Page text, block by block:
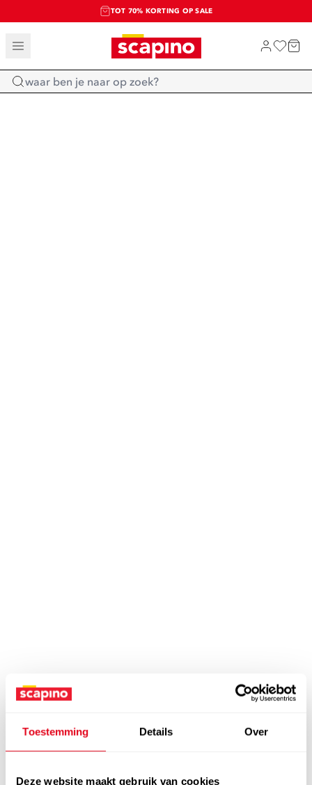
Toestemming Details Over
Deze website maakt gebruik van cookies
TOT 70% KORTING OP SALE
SALE: LAATSTE KANS!
SHOP NIEUW
Home